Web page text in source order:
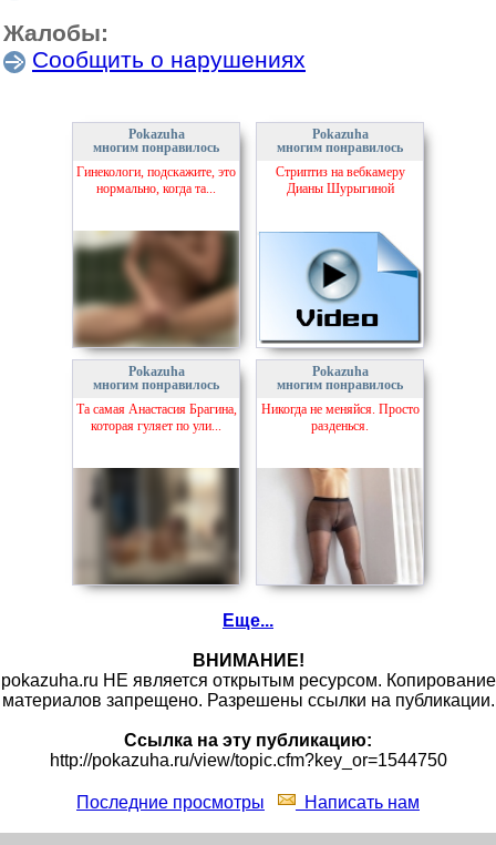
Жалобы:
Сообщить о нарушениях
Pokazuha
многим понравилось
Гинекологи, подскажите, это
нормально, когда та...
Pokazuha
многим понравилось
Стриптиз на вебкамеру
Дианы Шурыгиной
Pokazuha
многим понравилось
Та самая Анастасия Брагина,
которая гуляет по ули...
Pokazuha
многим понравилось
Никогда не меняйся. Просто
разденься.
Еще...
ВНИМАНИЕ!
pokazuha.ru НЕ является открытым ресурсом. Копирование
материалов запрещено. Разрешены ссылки на публикации.
Ссылка на эту публикацию:
http://pokazuha.ru/view/topic.cfm?key_or=1544750
Последние просмотры Написать нам